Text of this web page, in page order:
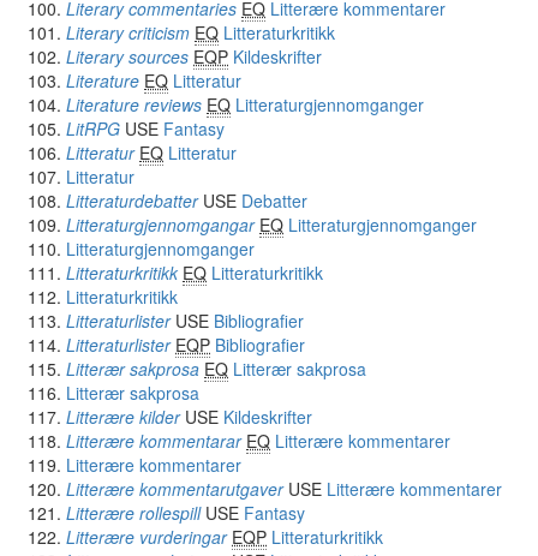
Literary commentaries EQ Litterære kommentarer
Literary criticism EQ Litteraturkritikk
Literary sources EQP Kildeskrifter
Literature EQ Litteratur
Literature reviews EQ Litteraturgjennomganger
LitRPG USE Fantasy
Litteratur EQ Litteratur
Litteratur
LitteraturdebatterUSE Debatter
Litteraturgjennomgangar EQ Litteraturgjennomganger
Litteraturgjennomganger
Litteraturkritikk EQ Litteraturkritikk
Litteraturkritikk
LitteraturlisterUSE Bibliografier
Litteraturlister EQP Bibliografier
Litterær sakprosa EQ Litterær sakprosa
Litterær sakprosa
Litterære kilderUSE Kildeskrifter
Litterære kommentarar EQ Litterære kommentarer
Litterære kommentarer
Litterære kommentarutgaverUSE Litterære kommentarer
Litterære rollespillUSE Fantasy
Litterære vurderingar EQP Litteraturkritikk